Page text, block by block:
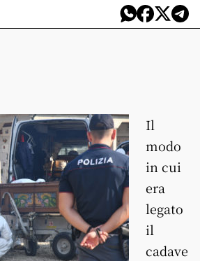
Il
modo
in cui
era
legato
il
cadave